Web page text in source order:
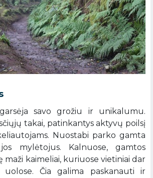
savo grožiu ir unikalumu.
takai, patinkantys aktyvų poilsį
Nuostabi parko gamta
mylėtojus. Kalnuose, gamtos
maži kaimeliai, kuriuose vietiniai dar
Čia galima paskanauti ir